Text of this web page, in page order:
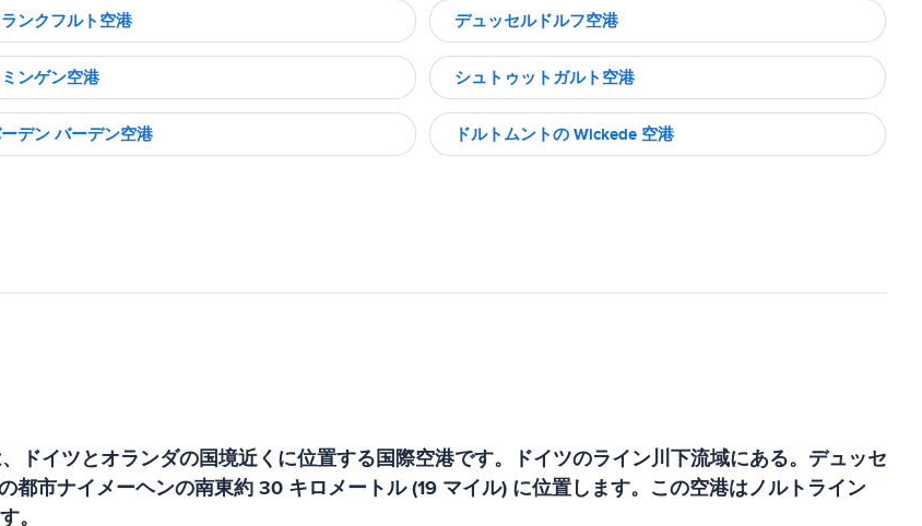
ンクフルト空港 デュッセルドルフ空港
ンゲン空港 シュトゥットガルト空港
デン バーデン空港 ドルトムントの Wickede 空港
ドイツとオランダの国境近くに位置する国際空港です。ドイツのライン川下流域にある。デュッセ
都市ナイメーヘンの南東約 30 キロメートル (19 マイル) に位置します。この空港はノルトライン
。